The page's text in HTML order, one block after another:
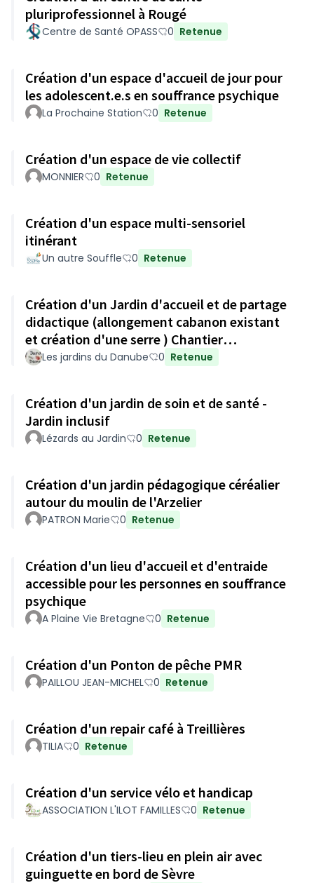
pluriprofessionnel à Rougé
Centre de Santé OPASS 0 Retenue
Création d'un espace d'accueil de jour pour
les adolescent.e.s en souffrance psychique
La Prochaine Station 0 Retenue
Création d'un espace de vie collectif
MONNIER 0 Retenue
Création d'un espace multi-sensoriel
itinérant
Un autre Souffle 0 Retenue
Création d'un Jardin d'accueil et de partage
didactique (allongement cabanon existant
et création d'une serre ) Chantier
participatif
Les jardins du Danube 0 Retenue
Création d'un jardin de soin et de santé -
Jardin inclusif
Lézards au Jardin 0 Retenue
Création d'un jardin pédagogique céréalier
autour du moulin de l'Arzelier
PATRON Marie 0 Retenue
Création d'un lieu d'accueil et d'entraide
accessible pour les personnes en souffrance
psychique
A Plaine Vie Bretagne 0 Retenue
Création d'un Ponton de pêche PMR
PAILLOU JEAN-MICHEL 0 Retenue
Création d'un repair café à Treillières
TILIA 0 Retenue
Création d'un service vélo et handicap
ASSOCIATION L'ILOT FAMILLES 0 Retenue
Création d'un tiers-lieu en plein air avec
guinguette en bord de Sèvre